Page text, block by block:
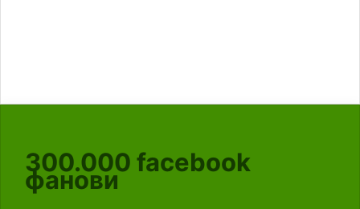
300.000 facebook
фанови